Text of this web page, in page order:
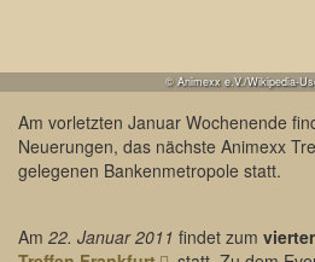
© Animexx e.V./Wikipedia-
Am vorletzten Januar Wochenende
Neuerungen, das nächste Animexx
gelegenen Bankenmetropole statt.
Am 22. Januar 2011 findet zum